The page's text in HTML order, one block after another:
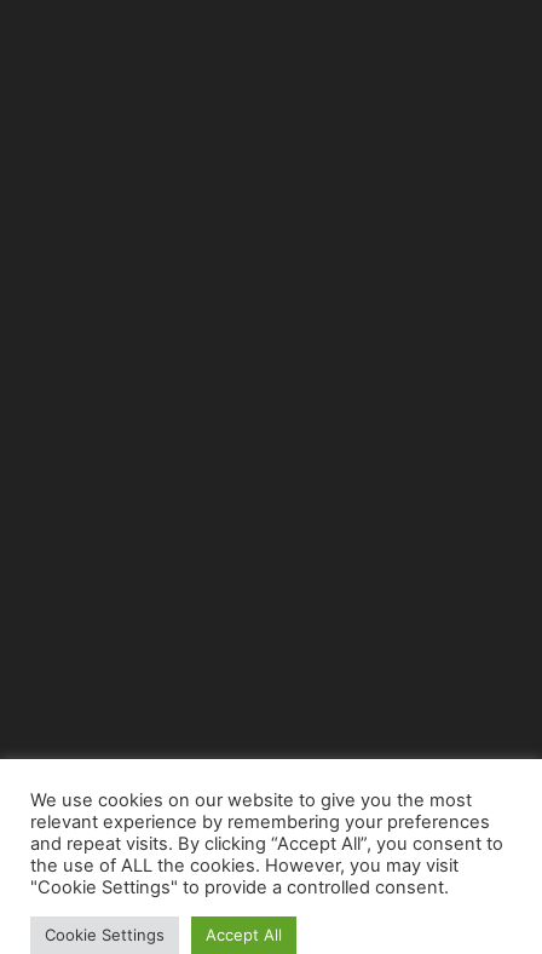
© Copyright 2015 - www.airnews.gr
We use cookies on our website to give you the most
relevant experience by remembering your preferences
and repeat visits. By clicking “Accept All”, you consent to
the use of ALL the cookies. However, you may visit
"Cookie Settings" to provide a controlled consent.
Cookie Settings Accept All